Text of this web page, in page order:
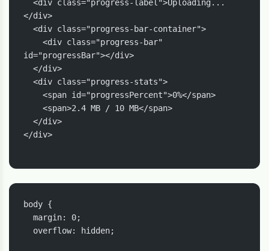
  <div class="progress-label">Uploading...
</div>
  <div class="progress-bar-container">
    <div class="progress-bar"
id="progressBar"></div>
  </div>
  <div class="progress-stats">
    <span id="progressPercent">0%</span>
    <span>2.4 MB / 10 MB</span>
  </div>
</div>
body {
  margin: 0;